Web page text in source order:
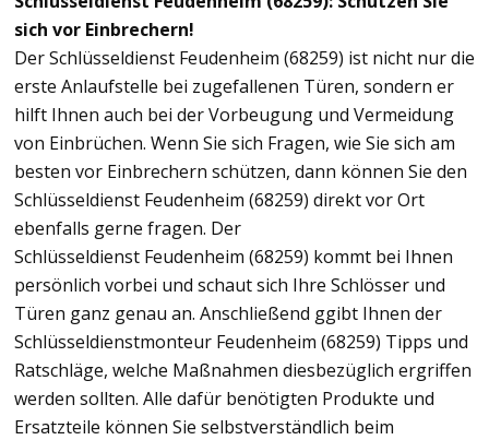
sich vor Einbrechern!
Der Schlüsseldienst Feudenheim (68259) ist nicht nur die
erste Anlaufstelle bei zugefallenen Türen, sondern er
hilft Ihnen auch bei der Vorbeugung und Vermeidung
von Einbrüchen. Wenn Sie sich Fragen, wie Sie sich am
besten vor Einbrechern schützen, dann können Sie den
Schlüsseldienst Feudenheim (68259) direkt vor Ort
ebenfalls gerne fragen. Der
Schlüsseldienst Feudenheim (68259) kommt bei Ihnen
persönlich vorbei und schaut sich Ihre Schlösser und
Türen ganz genau an. Anschließend ggibt Ihnen der
Schlüsseldienstmonteur Feudenheim (68259) Tipps und
Ratschläge, welche Maßnahmen diesbezüglich ergriffen
werden sollten. Alle dafür benötigten Produkte und
Ersatzteile können Sie selbstverständlich beim